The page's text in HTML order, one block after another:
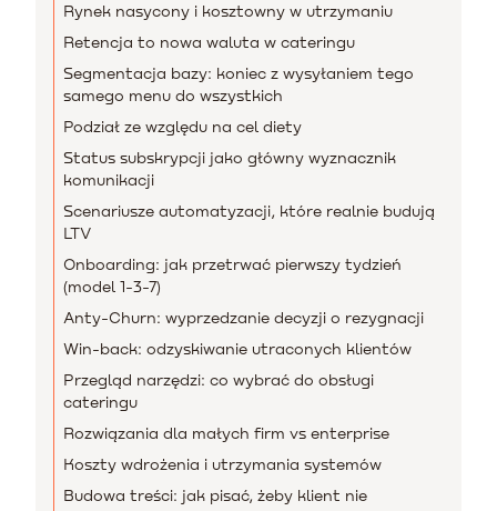
Rynek nasycony i kosztowny w utrzymaniu
Retencja to nowa waluta w cateringu
Segmentacja bazy: koniec z wysyłaniem tego
samego menu do wszystkich
Podział ze względu na cel diety
Status subskrypcji jako główny wyznacznik
komunikacji
Scenariusze automatyzacji, które realnie budują
LTV
Onboarding: jak przetrwać pierwszy tydzień
(model 1-3-7)
Anty-Churn: wyprzedzanie decyzji o rezygnacji
Win-back: odzyskiwanie utraconych klientów
Przegląd narzędzi: co wybrać do obsługi
cateringu
Rozwiązania dla małych firm vs enterprise
Koszty wdrożenia i utrzymania systemów
Budowa treści: jak pisać, żeby klient nie